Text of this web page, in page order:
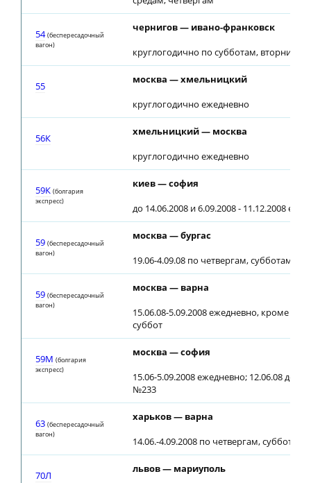
54 (беспересадочный
вагон)
чернигов — ивано-франковск
круглогодично по субботам,
55
москва — хмельницкий
круглогодично ежедневно
56К
хмельницкий — москва
круглогодично ежедневно
59К (болгария
экспресс)
киев — софия
до 14.06.2008 и 6.09.2008 - 11.12.2008
59 (беспересадочный
вагон)
москва — бургас
19.06-4.09.08 по четвергам, субботам
59 (беспересадочный
вагон)
москва — варна
15.06.08-5.09.2008 ежедневно, кроме
суббот
59М (болгария
экспресс)
москва — софия
15.06-5.09.2008 ежедневно; 12.06.08 до
№233
63 (беспересадочный
вагон)
харьков — варна
14.06.-4.09.2008 по четвергам, субботам
70Л
львов — мариуполь